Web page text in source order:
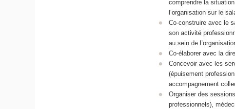
comprendre la
l’organisation sur le
Co-construire avec le
son activité
au sein de
Co-élaborer avec la
Concevoir avec les
(épuisement
accompagnement
Organiser des
professionnels),